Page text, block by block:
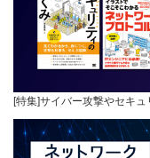
[特集]サイバー攻撃やセキ